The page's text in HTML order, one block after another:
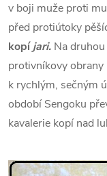
v boji muže proti
před protiútoky
kopíjari. Na
protivníkovy
k rychlým, sečným
období Sengoku
kavalerie kopí nad